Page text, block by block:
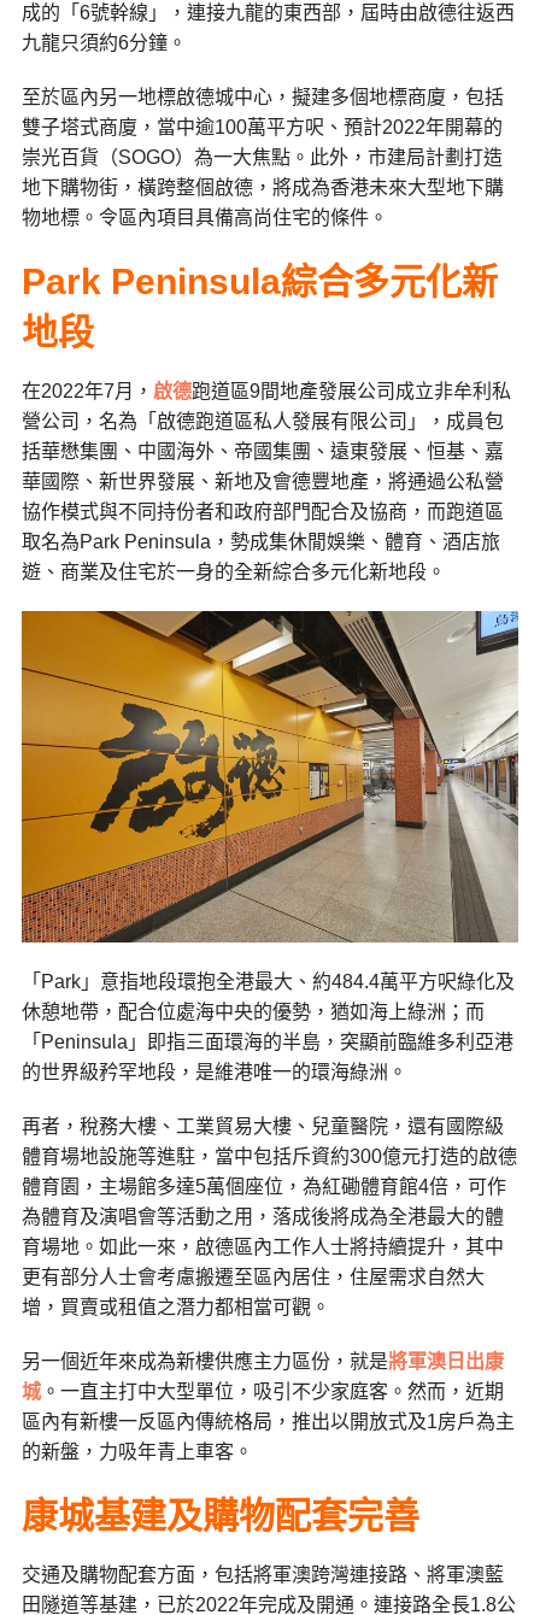
成的「6號幹線」，連接九龍的東西部，屆時由啟德往返西
九龍只須約6分鐘。
至於區內另一地標啟德城中心，擬建多個地標商廈，包括
雙子塔式商廈，當中逾100萬平方呎、預計2022年開幕的
崇光百貨（SOGO）為一大焦點。此外，市建局計劃打造
地下購物街，橫跨整個啟德，將成為香港未來大型地下購
物地標。令區內項目具備高尚住宅的條件。
Park Peninsula綜合多元化新
地段
在2022年7月， 啟德跑道區9間地產發展公司成立非牟利私
營公司，名為「啟德跑道區私人發展有限公司」，成員包
括華懋集團、中國海外、帝國集團、遠東發展、恒基、嘉
華國際、新世界發展、新地及會德豐地產，將通過公私營
協作模式與不同持份者和政府部門配合及協商，而跑道區
取名為Park Peninsula，勢成集休閒娛樂、體育、酒店旅
遊、商業及住宅於一身的全新綜合多元化新地段。
「Park」意指地段環抱全港最大、約484.4萬平方呎綠化及
休憩地帶，配合位處海中央的優勢，猶如海上綠洲；而
「Peninsula」即指三面環海的半島，突顯前臨維多利亞港
的世界級矜罕地段，是維港唯一的環海綠洲。
再者，稅務大樓、工業貿易大樓、兒童醫院，還有國際級
體育場地設施等進駐，當中包括斥資約300億元打造的啟德
體育園，主場館多達5萬個座位，為紅磡體育館4倍，可作
為體育及演唱會等活動之用，落成後將成為全港最大的體
育場地。如此一來，啟德區內工作人士將持續提升，其中
更有部分人士會考慮搬遷至區內居住，住屋需求自然大
增，買賣或租值之潛力都相當可觀。
另一個近年來成為新樓供應主力區份，就是將軍澳日出康
城。一直主打中大型單位，吸引不少家庭客。然而，近期
區內有新樓一反區內傳統格局，推出以開放式及1房戶為主
的新盤，力吸年青上車客。
康城基建及購物配套完善
交通及購物配套方面，包括將軍澳跨灣連接路、將軍澳藍
田隧道等基建，已於2022年完成及開通。連接路全長1.8公